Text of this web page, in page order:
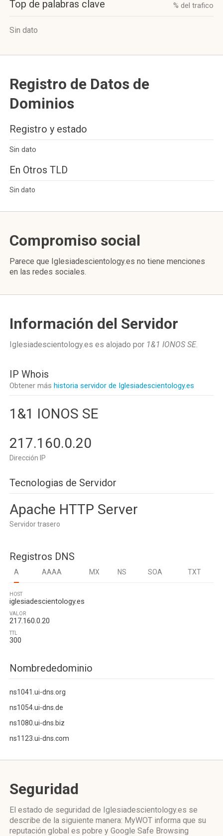
Top de palabras clave % del trafico
Sin dato
Registro de Datos de
Dominios
Registro y estado
Sin dato
En Otros TLD
Sin dato
Compromiso social
Parece que Iglesiadescientology.es no tiene menciones
en las redes sociales.
Información del Servidor
Iglesiadescientology.es es alojado por 1&1 IONOS SE.
IP Whois
Obtener más historia servidor de Iglesiadescientology.es
1&1 IONOS SE
217.160.0.20
Dirección IP
Tecnologias de Servidor
Apache HTTP Server
Servidor trasero
Registros DNS
A AAAA MX NS SOA TXT
HOST
iglesiadescientology.es
VALOR
217.160.0.20
TTL
300
Nombrededominio
ns1041.ui-dns.org
ns1054.ui-dns.de
ns1080.ui-dns.biz
ns1123.ui-dns.com
Seguridad
El estado de seguridad de Iglesiadescientology.es se
describe de la siguiente manera: MyWOT informa que su
reputación global es pobre y Google Safe Browsing